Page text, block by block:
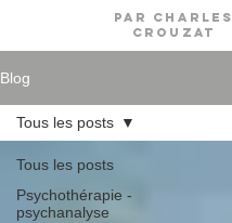
par Charles
Crouzat
Blog
Tous les posts
Psychothérapie -
psychanalyse
Tous les posts